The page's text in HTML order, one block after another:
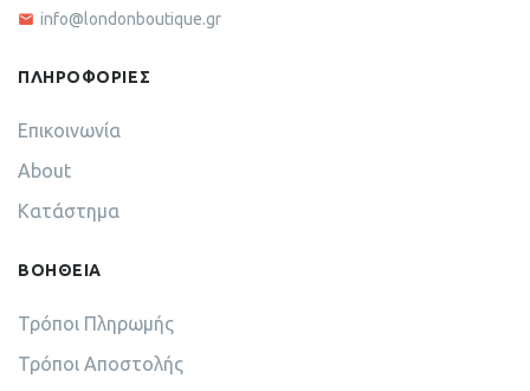
info@londonboutique.gr
ΠΛΗΡΟΦΟΡΙΕΣ
Επικοινωνία
About
Κατάστημα
ΒΟΗΘΕΙΑ
Τρόποι Πληρωμής
Τρόποι Αποστολής